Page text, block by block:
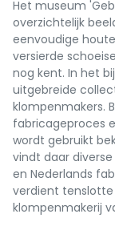
Het museum
overzichtelijk
eenvoudige
versierde
nog kent. In het
uitgebreide
klompenmakers.
fabricageproces
wordt gebruikt
vindt daar
en Nederlands
verdient tenslotte
klompenmakerij